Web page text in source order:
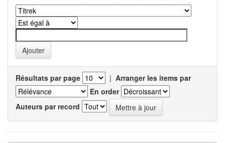
Résultats par page | Arranger les items par
En order
Auteurs par record